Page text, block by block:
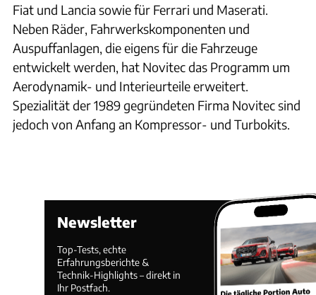
Fiat und Lancia sowie für Ferrari und Maserati.
Neben Räder, Fahrwerkskomponenten und
Auspuffanlagen, die eigens für die Fahrzeuge
entwickelt werden, hat Novitec das Programm um
Aerodynamik- und Interieurteile erweitert.
Spezialität der 1989 gegründeten Firma Novitec sind
jedoch von Anfang an Kompressor- und Turbokits.
Newsletter
Top-Tests, echte
Erfahrungsberichte &
Technik-Highlights – direkt in
Ihr Postfach.